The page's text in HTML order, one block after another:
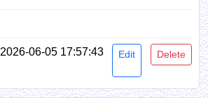
2026-06-05 17:57:43 Edit Delete